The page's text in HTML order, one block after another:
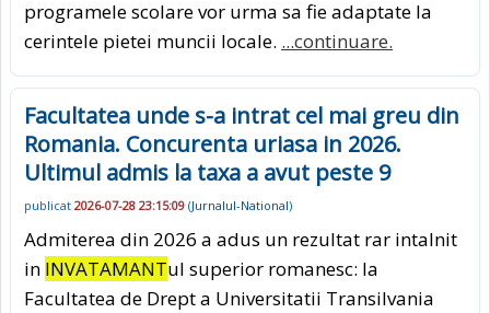
programele scolare vor urma sa fie adaptate la
cerintele pietei muncii locale. ...continuare.
Facultatea unde s-a intrat cel mai greu din
Romania. Concurenta uriasa in 2026.
Ultimul admis la taxa a avut peste 9
publicat 2026-07-28 23:15:09 (Jurnalul-National)
Admiterea din 2026 a adus un rezultat rar intalnit
in INVATAMANTul superior romanesc: la
Facultatea de Drept a Universitatii Transilvania